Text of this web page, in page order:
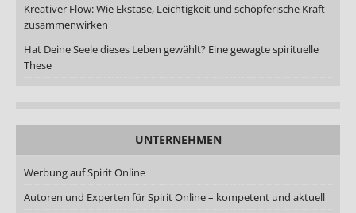
Kreativer Flow: Wie Ekstase, Leichtigkeit und schöpferische Kraft
zusammenwirken
Hat Deine Seele dieses Leben gewählt? Eine gewagte spirituelle
These
UNTERNEHMEN
Werbung auf Spirit Online
Autoren und Experten für Spirit Online – kompetent und aktuell